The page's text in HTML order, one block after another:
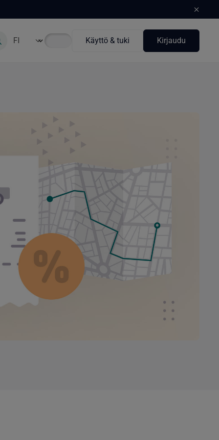
Käyttö & tuki Kirjaudu